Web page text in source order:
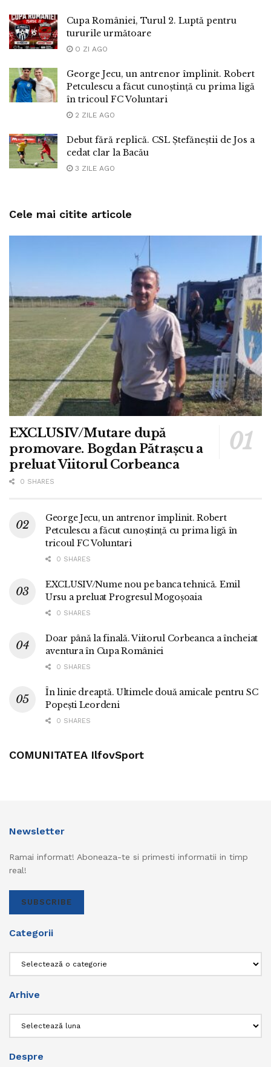
Cupa României, Turul 2. Luptă pentru
tururile următoare
O ZI AGO
George Jecu, un antrenor împlinit. Robert
Petculescu a făcut cunoștință cu prima ligă
în tricoul FC Voluntari
2 ZILE AGO
Debut fără replică. CSL Ștefăneștii de Jos a
cedat clar la Bacău
3 ZILE AGO
Cele mai citite articole
EXCLUSIV/Mutare după
promovare. Bogdan Pătrașcu a
preluat Viitorul Corbeanca
0 SHARES
George Jecu, un antrenor împlinit. Robert
Petculescu a făcut cunoștință cu prima ligă în
tricoul FC Voluntari
0 SHARES
EXCLUSIV/Nume nou pe banca tehnică. Emil
Ursu a preluat Progresul Mogoșoaia
0 SHARES
Doar până la finală. Viitorul Corbeanca a încheiat
aventura în Cupa României
0 SHARES
În linie dreaptă. Ultimele două amicale pentru SC
Popești Leordeni
0 SHARES
COMUNITATEA IlfovSport
Newsletter
Ramai informat! Aboneaza-te si primesti informatii in timp
real!
SUBSCRIBE
Categorii
Arhive
Despre